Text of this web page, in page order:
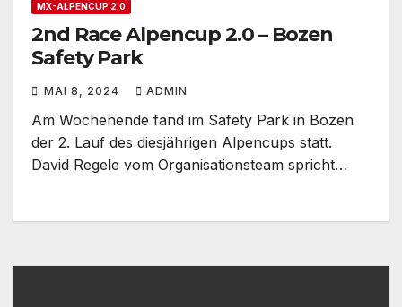
MX-ALPENCUP 2.0
2nd Race Alpencup 2.0 – Bozen
Safety Park
MAI 8, 2024 ADMIN
Am Wochenende fand im Safety Park in Bozen
der 2. Lauf des diesjährigen Alpencups statt.
David Regele vom Organisationsteam spricht…